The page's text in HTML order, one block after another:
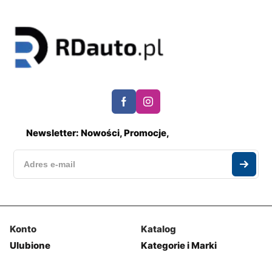
Newsletter: Nowości, Promocje,
Konto
Ulubione
Katalog
Kategorie i Marki